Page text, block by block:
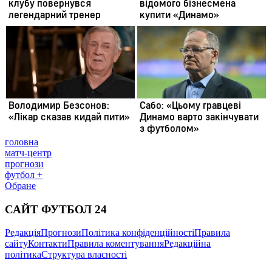
головна
матч-центр
прогнози
футбол +
Обране
САЙТ ФУТБОЛ 24
РедакціяПрогнозиПолітика конфіденційностіПравила
сайтуКонтактиПравила коментуванняРедакційна
політикаСтруктура власності